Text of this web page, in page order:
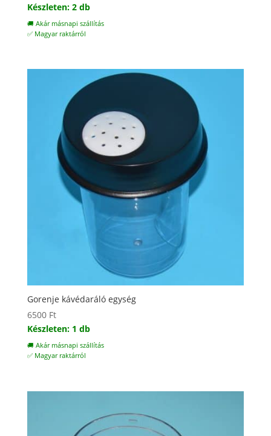
Készleten: 2 db
🚚 Akár másnapi szállítás
✅ Magyar raktárról
Gorenje kávédaráló egység
6500 Ft
Készleten: 1 db
🚚 Akár másnapi szállítás
✅ Magyar raktárról